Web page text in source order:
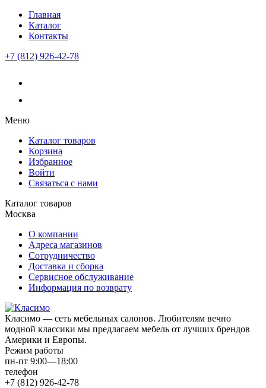
Главная
Каталог
Контакты
+7 (812) 926-42-78
Меню
Каталог товаров
Корзина
Избранное
Войти
Связаться с нами
Каталог товаров
Москва
О компании
Адреса магазинов
Сотрудничество
Доставка и сборка
Сервисное обслуживание
Информация по возврату
Класимо — cеть мебельных салонов. Любителям вечно
модной классики мы предлагаем мебель от лучших брендов
Америки и Европы.
Режим работы
пн-пт 9:00—18:00
телефон
+7 (812) 926-42-78